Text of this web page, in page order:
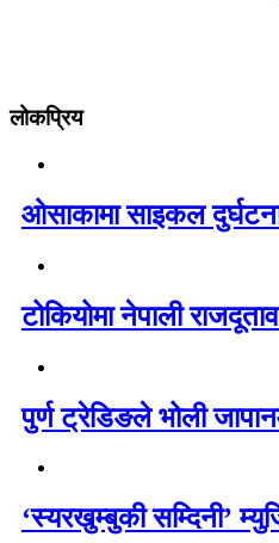
लोकप्रिय
ओसाकामा साइकल
टोकियोमा नेपाली
पुर्ण ट्रेडिङले भोली
‘स्यरखुम्बुकी सम्दिनी’